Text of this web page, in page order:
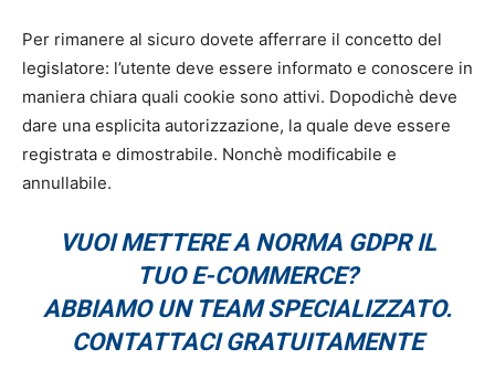
Per rimanere al sicuro dovete afferrare il concetto del
legislatore: l’utente deve essere informato e conoscere in
maniera chiara quali cookie sono attivi. Dopodichè deve
dare una esplicita autorizzazione, la quale deve essere
registrata e dimostrabile. Nonchè modificabile e
annullabile.
VUOI METTERE A NORMA GDPR IL
TUO E-COMMERCE?
ABBIAMO UN TEAM SPECIALIZZATO.
CONTATTACI GRATUITAMENTE